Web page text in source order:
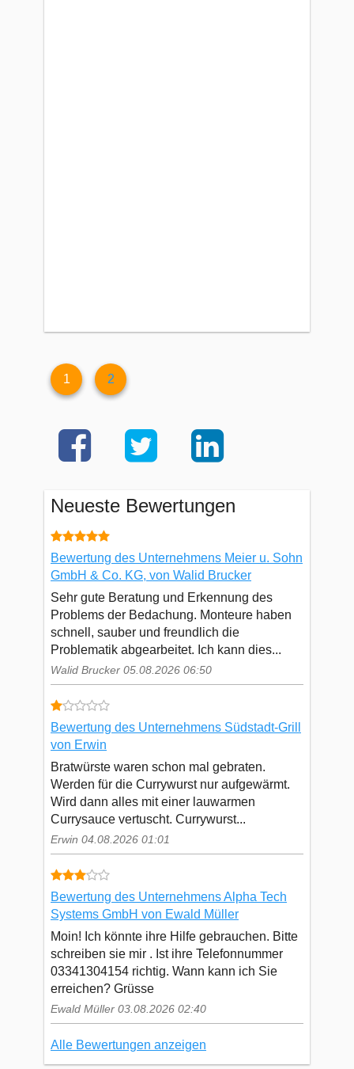
1 2
Neueste Bewertungen
Bewertung des Unternehmens Meier u. Sohn
GmbH & Co. KG, von Walid Brucker
Sehr gute Beratung und Erkennung des
Problems der Bedachung. Monteure haben
schnell, sauber und freundlich die
Problematik abgearbeitet. Ich kann dies...
Walid Brucker 05.08.2026 06:50
Bewertung des Unternehmens Südstadt-Grill
von Erwin
Bratwürste waren schon mal gebraten.
Werden für die Currywurst nur aufgewärmt.
Wird dann alles mit einer lauwarmen
Currysauce vertuscht. Currywurst...
Erwin 04.08.2026 01:01
Bewertung des Unternehmens Alpha Tech
Systems GmbH von Ewald Müller
Moin! Ich könnte ihre Hilfe gebrauchen. Bitte
schreiben sie mir . Ist ihre Telefonnummer
03341304154 richtig. Wann kann ich Sie
erreichen? Grüsse
Ewald Müller 03.08.2026 02:40
Alle Bewertungen anzeigen